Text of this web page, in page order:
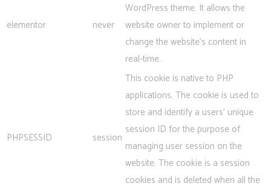
elementor never
WordPress theme. It allows the
website owner to implement or
change the website's content in
real-time.
PHPSESSID session
This cookie is native to PHP
applications. The cookie is used to
store and identify a users' unique
session ID for the purpose of
managing user session on the
website. The cookie is a session
cookies and is deleted when all the